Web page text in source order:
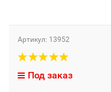
Артикул: 13952
Под заказ